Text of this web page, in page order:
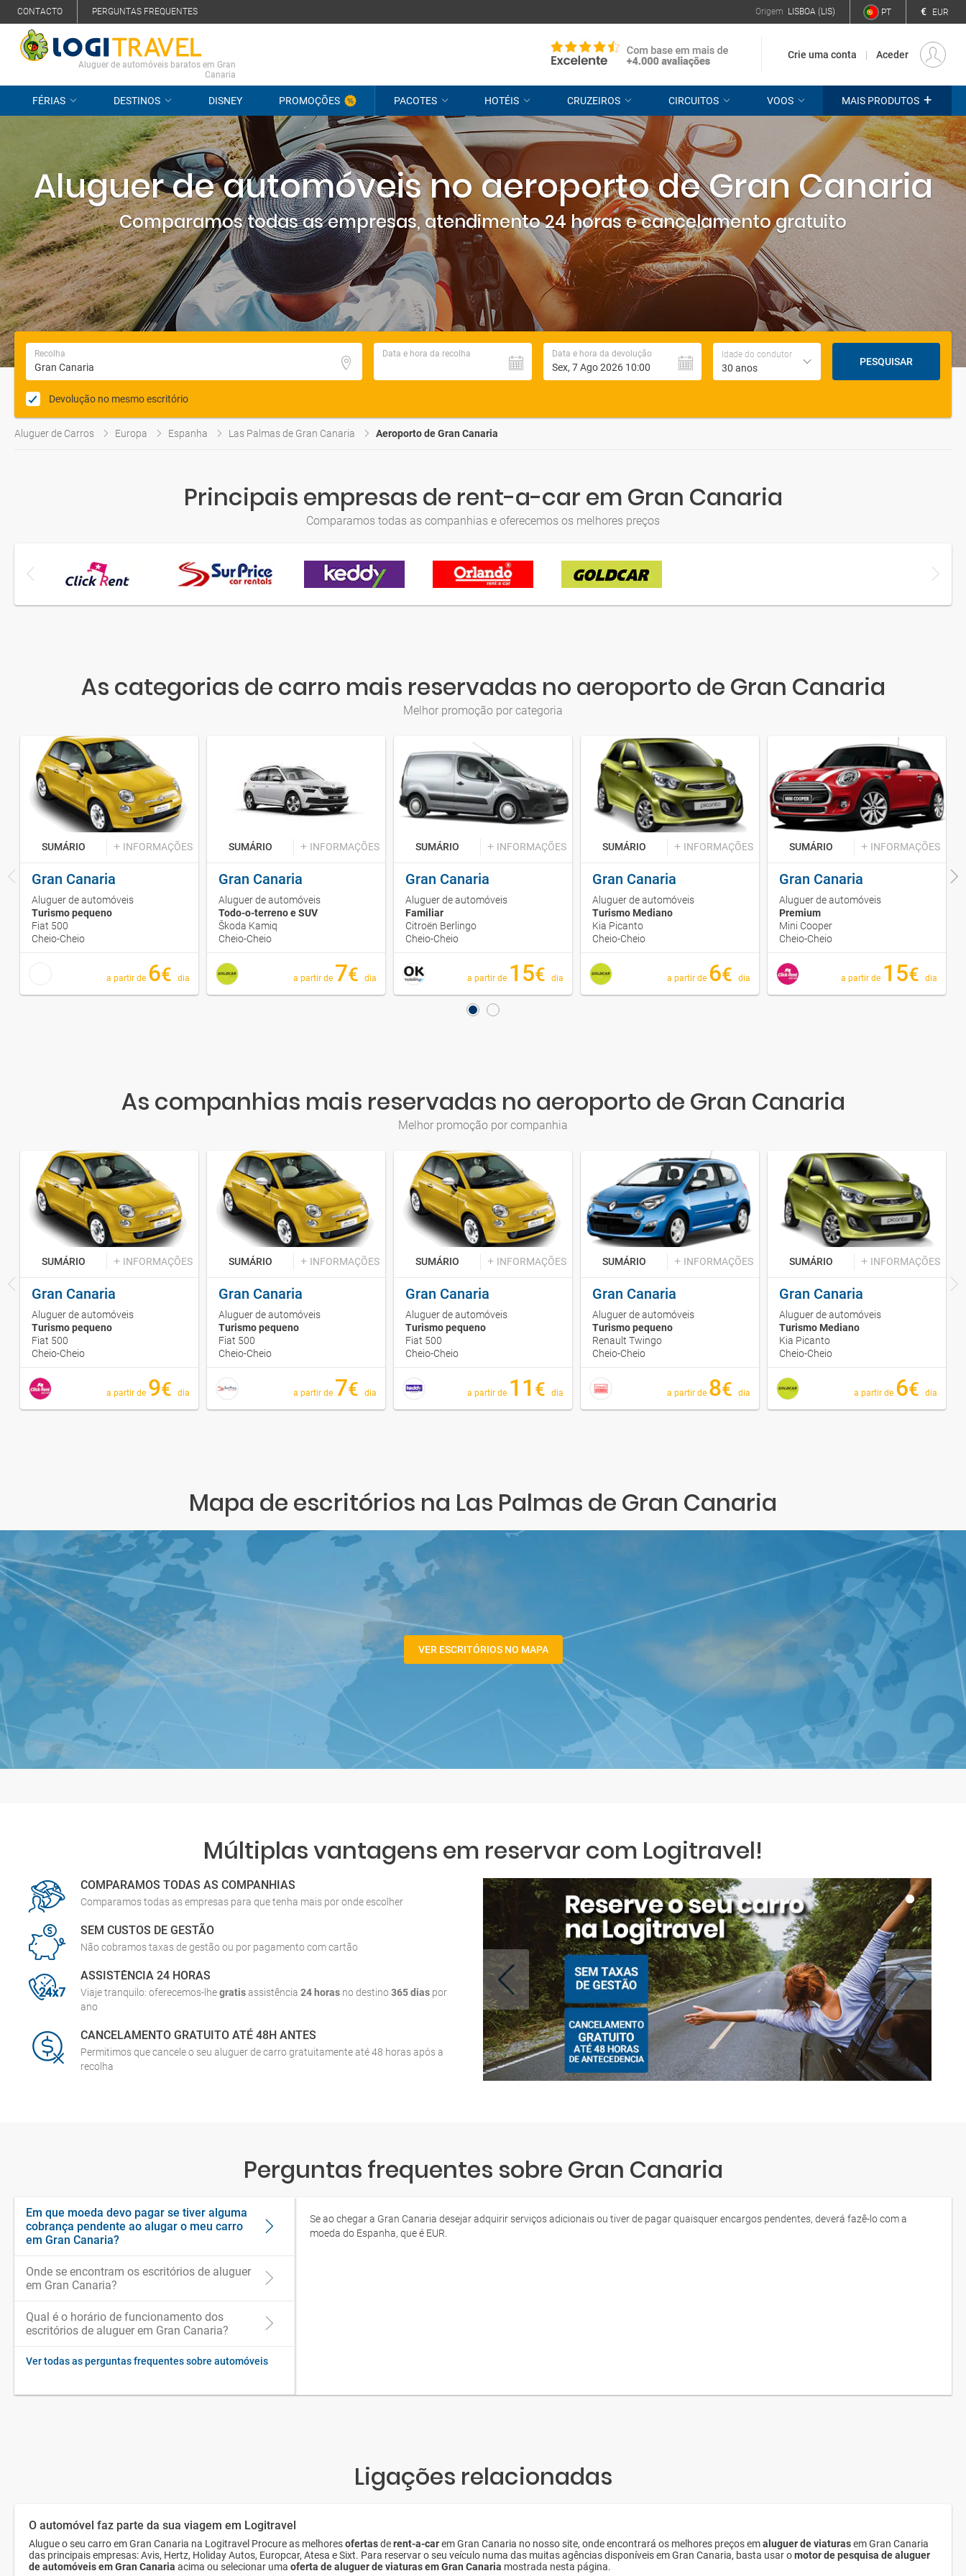
CONTACTO PERGUNTAS FREQUENTES Origem LISBOA (LIS) PT € EUR
Aluguer de automóveis baratos em Gran
Canaria
Crie uma conta Aceder
FÉRIAS DESTINOS DISNEY PROMOÇÕES PACOTES HOTÉIS CRUZEIROS CIRCUITOS VOOS MAIS PRODUTOS +
Aluguer de automóveis no aeroporto de Gran Canaria
Comparamos todas as empresas, atendimento 24 horas e cancelamento gratuito
Recolha Data e hora da recolha Data e hora da devolução Idade do condutor
30 anos
PESQUISAR
Devolução no mesmo escritório
Aluguer de Carros Europa Espanha Las Palmas de Gran Canaria Aeroporto de Gran Canaria
Principais empresas de rent-a-car em Gran Canaria
Comparamos todas as companhias e oferecemos os melhores preços
As categorias de carro mais reservadas no aeroporto de Gran Canaria
Melhor promoção por categoria
SUMÁRIO INFORMAÇÕES
Gran Canaria
Aluguer de automóveis
Turismo pequeno
Fiat 500
Cheio-Cheio
a partir de 6€ dia
SUMÁRIO INFORMAÇÕES
Gran Canaria
Aluguer de automóveis
Todo-o-terreno e SUV
Škoda Kamiq
Cheio-Cheio
a partir de 7€ dia
SUMÁRIO INFORMAÇÕES
Gran Canaria
Aluguer de automóveis
Familiar
Citroën Berlingo
Cheio-Cheio
a partir de 15€ dia
SUMÁRIO INFORMAÇÕES
Gran Canaria
Aluguer de automóveis
Turismo Mediano
Kia Picanto
Cheio-Cheio
a partir de 6€ dia
SUMÁRIO INFORMAÇÕES
Gran Canaria
Aluguer de automóveis
Premium
Mini Cooper
Cheio-Cheio
a partir de 15€ dia
As companhias mais reservadas no aeroporto de Gran Canaria
Melhor promoção por companhia
SUMÁRIO INFORMAÇÕES
Gran Canaria
Aluguer de automóveis
Turismo pequeno
Fiat 500
Cheio-Cheio
a partir de 9€ dia
SUMÁRIO INFORMAÇÕES
Gran Canaria
Aluguer de automóveis
Turismo pequeno
Fiat 500
Cheio-Cheio
a partir de 7€ dia
SUMÁRIO INFORMAÇÕES
Gran Canaria
Aluguer de automóveis
Turismo pequeno
Fiat 500
Cheio-Cheio
a partir de 11 € dia
SUMÁRIO INFORMAÇÕES
Gran Canaria
Aluguer de automóveis
Turismo pequeno
Renault Twingo
Cheio-Cheio
a partir de 8€ dia
SUMÁRIO INFORMAÇÕES
Gran Canaria
Aluguer de automóveis
Turismo Mediano
Kia Picanto
Cheio-Cheio
a partir de 6€ dia
Mapa de escritórios na Las Palmas de Gran Canaria
VER ESCRITÓRIOS NO MAPA
Múltiplas vantagens em reservar com Logitravel!
COMPARAMOS TODAS AS COMPANHIAS
Comparamos todas as empresas para que tenha mais por onde escolher
SEM CUSTOS DE GESTÃO
Não cobramos taxas de gestão ou por pagamento com cartão
ASSISTÊNCIA 24 HORAS
Viaje tranquilo: oferecemos-lhegratisassistência 24 horas no destino365 dias por
ano
CANCELAMENTO GRATUITO ATÉ 48H ANTES
Permitimos que cancele o seu aluguer de carro gratuitamente até 48 horas após a
recolha
Perguntas frequentes sobre Gran Canaria
Em que moeda devo pagar se tiver alguma
cobrança pendente ao alugar o meu carro
em Gran Canaria?
Onde se encontram os escritórios de aluguer
em Gran Canaria?
Qual é o horário de funcionamento dos
escritórios de aluguer em Gran Canaria?
Ver todas as perguntas frequentes sobre automóveis
Se ao chegar a Gran Canaria desejar adquirir serviços adicionais ou tiver de pagar quaisquer encargos pendentes, deverá fazê-lo com a
moeda do Espanha, que é EUR.
Ligações relacionadas
O automóvel faz parte da sua viagem em Logitravel
Alugue o seu carro em Gran Canaria na Logitravel Procure as melhoresofertasderent-a-carem Gran Canaria no nosso site, onde encontrará os melhores preços emaluguer de viaturasem Gran Canaria
das principais empresas: Avis, Hertz, Holiday Autos, Europcar, Atesa e Sixt. Para reservar o seu veículo numa das muitas agências disponíveis em Gran Canaria, basta usar omotor de pesquisa de aluguer
de automóveis em Gran Canaria acima ou selecionar uma oferta de aluguer de viaturas em Gran Canaria mostrada nesta página.